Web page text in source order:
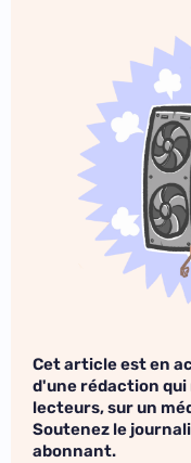
Cet article est en
d'une rédaction qui
lecteurs, sur un
Soutenez le
abonnant.